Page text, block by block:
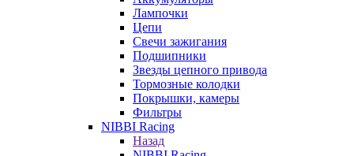
Лампочки
Цепи
Свечи зажигания
Подшипники
Звезды цепного привода
Тормозные колодки
Покрышки, камеры
Фильтры
NIBBI Racing
Назад